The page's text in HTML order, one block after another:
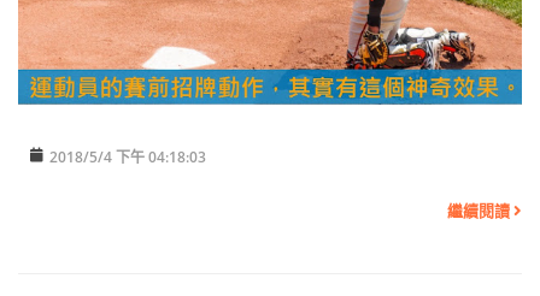
2018/5/4 下午 04:18:03
繼續閱讀